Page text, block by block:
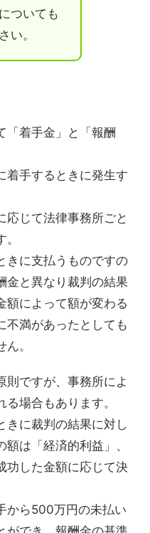
ついても
い。
「着手金」と「報酬
着手するときに発生す
応じて法律事務所ごと
きに支払うものですの
金と異なり裁判の結果
額によって額が変わる
不満があったとしても
。
則ですが、事務所によ
場合もあります。
きに裁判の結果に対し
は「経済的利益」、
功した金額に応じて決
から500万円の未払い